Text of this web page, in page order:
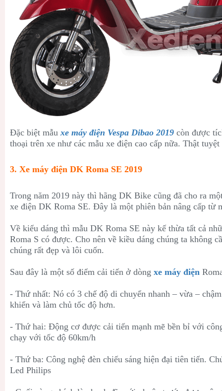
Đặc biệt mẫuxe máy điện Vespa Dibao 2019 còn được
thoại trên xe như các mẫu xe điện cao cấp nữa. Thật
3. Xe máy điện DK Roma SE 2019
Trong năm 2019 này thì hãng DK Bike cũng đã cho ra
xe điện DK Roma SE. Đây là một phiên bản nâng cấp từ
Về kiểu dáng thì mẫu DK Roma SE này kế thừa tất cả
Roma S có được. Cho nên về kiều dáng chúng ta không
chúng rất đẹp và lôi cuốn.
Sau đây là một số điểm cải tiến ở dòng xe máy điện
- Thứ nhất: Nó có 3 chế độ di chuyển nhanh – vừa –
khiển và làm chủ tốc độ hơn.
- Thứ hai: Động cơ được cải tiến mạnh mẽ bền bỉ với
chạy với tốc độ 60km/h
- Thứ ba: Công nghệ đèn chiếu sáng hiện đại tiên tiến.
Led Philips